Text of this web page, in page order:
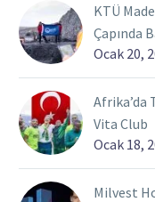
KTÜ
Çapında
Ocak 20,
Afrika’da
Vita Club
Ocak 18,
Milvest